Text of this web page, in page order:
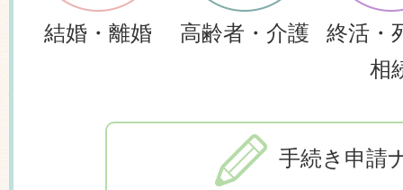
結婚・離婚 高齢者・介護
終活・
相
手続き申請